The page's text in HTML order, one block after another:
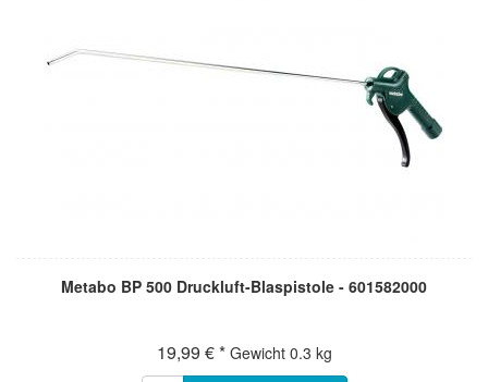
Metabo BP 500 Druckluft-Blaspistole - 601582000
19,99 € * Gewicht 0.3 kg